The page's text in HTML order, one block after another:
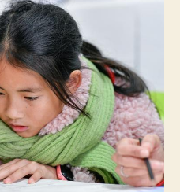
年
后，
那
个
搬
出
大
山